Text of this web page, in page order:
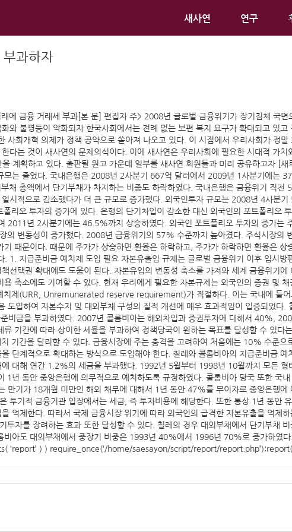
새사연 연구
부과하자
에 금융 거래세 부과[본 문] 편집자 주> 2008년 글로벌 금융위기가 장기침체 국
와 불평등이 악화되자 한국사회에서는 전례 없는 보편 복지 요구가 확대되고 있
사회개혁 의제가 정책 공약으로 쏟아져 나오고 있다. 이 시점에서 우리사회가 정
다는 것이 새사연의 문제의식이다. 이에 새사연은 우리사회에 필요한 시대적 가치
계획하고 있다. 출판될 원고 가운데 일부를 새사연 회원들과 미리 공유하고자 [
모는 줄었다. 국내은행은 2008년 2사분기 667억 달러에서 2009년 1사분기에는
채 총액에서 단기부채가 차지하는 비중도 하락하였다. 국내은행은 금융위기 직
시적으로 감소했다가 더 큰 규모로 증가했다. 외국인투자 규모는 2008년 4사분
리오 투자의 증가에 있다. 은행의 단기차입이 감소한 대신 외국인의 포트폴리오
2011년 2사분기에는 46.5%까지 상승하였다. 외국인 포트폴리오 투자의 증가는
의 변동성이 증가했다. 2008년 금융위기의 57% 수준까지 높아졌다. 주식시장의
때문이다. 때문에 주가가 상승하면 환율은 하락하고, 주가가 하락하면 환율은
1. 지급준비금 예치제 도입 필요 자본유출입 규제는 글로벌 금융위기 이후 임시
선택권 확대에도 도움이 된다. 자본유입의 변동성 축소를 가져와 세계 금융위기
축소에도 기여할 수 있다. 현재 우리에게 필요한 자본규제는 외국인의 증권 및
치제(URR, Unremunerated reserve requirement)가 적절하다. 이는 국내에 들
도입하여 자본수지 및 대외부채 구성의 질적 개선에 매우 효과적임이 입증되었다.
비금을 부과하였다. 2007년 콜롬비아는 해외차입과 증권투자에 대해서 40%,
기간에 따라 상이한 세율을 부과하여 정책당국이 원하는 목표를 달성할 수 있다
기간을 달리할 수 있다. 금융시장에 주는 충격을 고려하여 처음에는 10% 수준으
단계적으로 확대하는 방식으로 도입해야 한다. 칠레와 콜롬비아의 지급준비금
대해 연간 1.2%의 세금을 부과했다. 1992년 5월부터 1998년 10월까지 모든
1년 동안 중앙은행에 의무적으로 예치하도록 규정하였다. 콜롬비아 당국 또한 국
만기가 18개월 미만인 해외 채무에 대해서 1년 동안 47%를 무이자로 중앙은행
투기적 금융기관 입장에서는 세금, 즉 투자비용에 해당한다. 또한 통상 1년 동안
억제한다. 따라서 국제 금융시장 위기에 따라 외국인의 급격한 자본유출을 억제
투자를 장려하는 효과 또한 달성할 수 있다. 칠레의 경우 대외부채에서 단기부채
아도 대외부채에서 중장기 비중은 1993년 40%에서 1996년 70%로 증가하였
‘report’ ) ) require_once(‘/home/saesayon/script/report/